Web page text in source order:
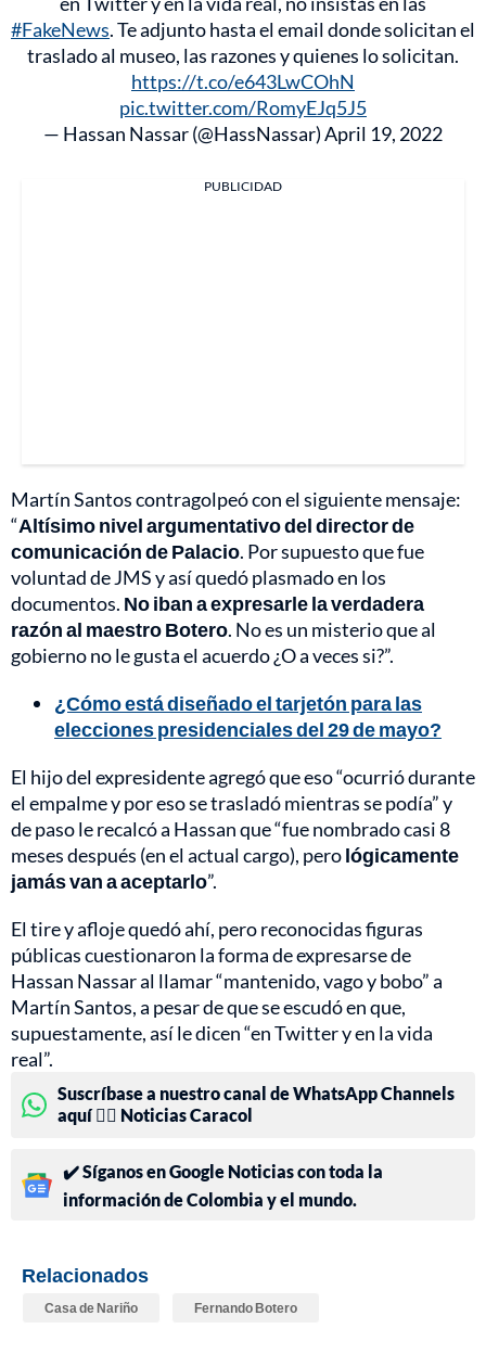
#FakeNews. Te adjunto hasta el email donde solicitan el
traslado al museo, las razones y quienes lo solicitan.
https://t.co/e643LwCOhN
pic.twitter.com/RomyEJq5J5
— Hassan Nassar (@HassNassar)April 19, 2022
PUBLICIDAD
Martín Santos contragolpeó con el siguiente mensaje:
“Altísimo nivel argumentativo del director de
comunicación de Palacio. Por supuesto que fue
voluntad de JMS y así quedó plasmado en los
documentos. No iban a expresarle la verdadera
razón al maestro Botero. No es un misterio que al
gobierno no le gusta el acuerdo ¿O a veces si?”.
¿Cómo está diseñado el tarjetón para las
elecciones presidenciales del 29 de mayo?
El hijo del expresidente agregó que eso “ocurrió durante
el empalme y por eso se trasladó mientras se podía” y
de paso le recalcó a Hassan que “fue nombrado casi 8
meses después (en el actual cargo), perológicamente
jamás van a aceptarlo”.
El tire y afloje quedó ahí, pero reconocidas figuras
públicas cuestionaron la forma de expresarse de
Hassan Nassar al llamar “mantenido, vago y bobo” a
Martín Santos, a pesar de que se escudó en que,
supuestamente, así le dicen “en Twitter y en la vida
real”.
Suscríbase a nuestro canal de WhatsApp Channels
aquí 👉🏻 Noticias Caracol
✔️ Síganos en Google Noticias con toda la
información de Colombia y el mundo.
Relacionados
Casa de Nariño Fernando Botero